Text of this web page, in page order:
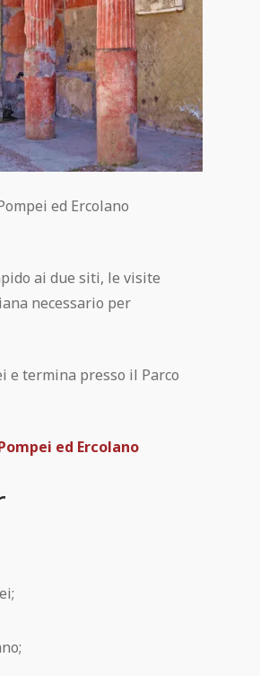
ed Ercolano
ai due siti, le visite
necessario per
e termina presso il Parco
ed Ercolano